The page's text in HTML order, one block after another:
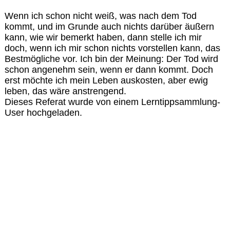
Wenn ich schon nicht weiß, was nach dem Tod
kommt, und im Grunde auch nichts darüber äußern
kann, wie wir bemerkt haben, dann stelle ich mir
doch, wenn ich mir schon nichts vorstellen kann, das
Bestmögliche vor. Ich bin der Meinung: Der Tod wird
schon angenehm sein, wenn er dann kommt. Doch
erst möchte ich mein Leben auskosten, aber ewig
leben, das wäre anstrengend.
Dieses Referat wurde von einem Lerntippsammlung-
User hochgeladen.